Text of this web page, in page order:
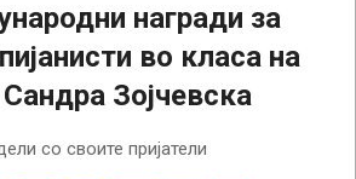
награди за
во класа на
Зојчевска
со своите пријатели